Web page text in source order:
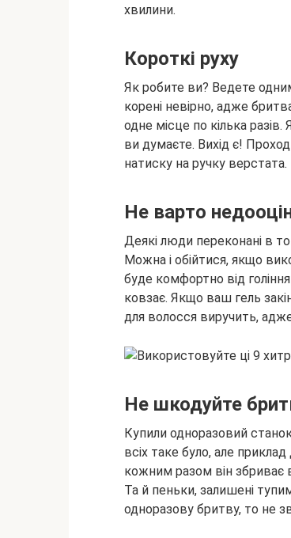
хвилини.
Короткі руху
Як робите ви? Ведете
корені невірно, адже
одне місце по кілька
ви думаєте. Вихід є!
натиску на ручку верстата.
Не варто
Деякі люди переконані в
Можна і обійтися, якщо
буде комфортно від
ковзає. Якщо ваш гель
для волосся виручить,
Не шкодуйте
Купили одноразовий
всіх таке було, але
кожним разом він збриває
Та й пеньки, залишені
одноразову бритву, то не